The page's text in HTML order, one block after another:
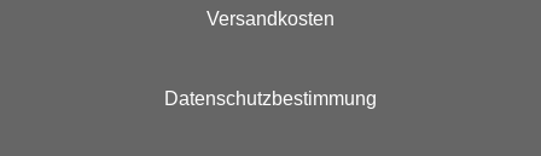
Versandkosten
Datenschutzbestimmung